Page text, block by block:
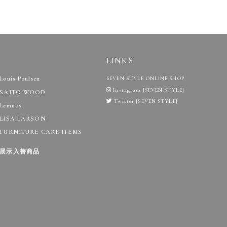
Louis Poulsen
SAITO WOOD
Lemnos
LISA LARSON
FURNITURE CARE ITEMS
展示入替商品
LINKS
SEVEN STYLE ONLINE SHOP
Instagram [SEVEN STYLE]
Twitter [SEVEN STYLE]